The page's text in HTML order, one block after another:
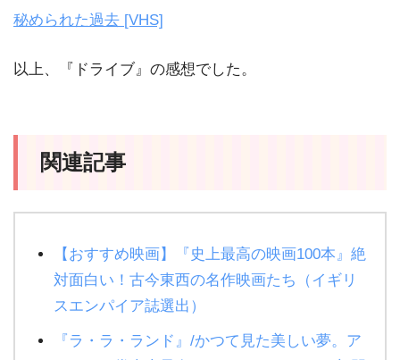
秘められた過去 [VHS]
以上、『ドライブ』の感想でした。
関連記事
【おすすめ映画】『史上最高の映画100本』絶
対面白い！古今東西の名作映画たち（イギリ
スエンパイア誌選出）
『ラ・ラ・ランド』/かつて見た美しい夢。ア